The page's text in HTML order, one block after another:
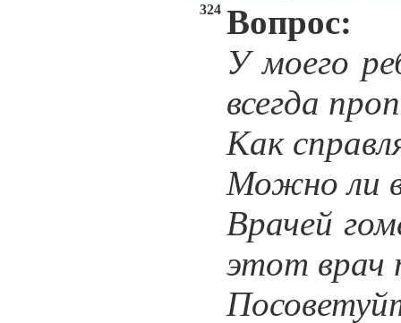
324 Вопрос:
У моего
всегда
Как
Можно ли
Врачей
этот врач